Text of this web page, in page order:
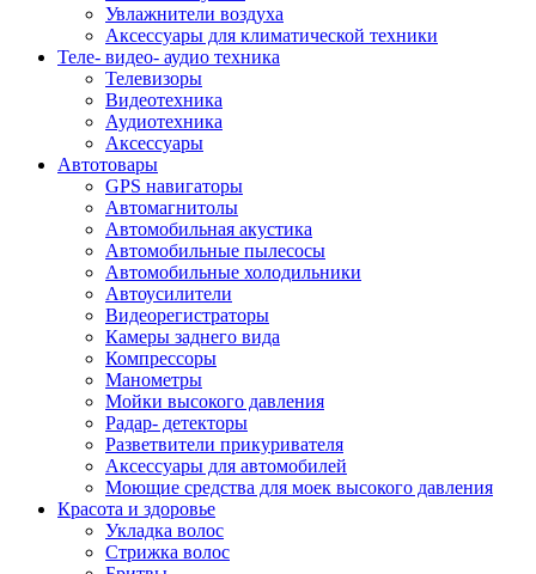
Увлажнители воздуха
Аксессуары для климатической техники
Теле- видео- аудио техника
Телевизоры
Видеотехника
Аудиотехника
Аксессуары
Автотовары
GPS навигаторы
Автомагнитолы
Автомобильная акустика
Автомобильные пылесосы
Автомобильные холодильники
Автоусилители
Видеорегистраторы
Камеры заднего вида
Компрессоры
Манометры
Мойки высокого давления
Радар- детекторы
Разветвители прикуривателя
Аксессуары для автомобилей
Моющие средства для моек высокого давления
Красота и здоровье
Укладка волос
Стрижка волос